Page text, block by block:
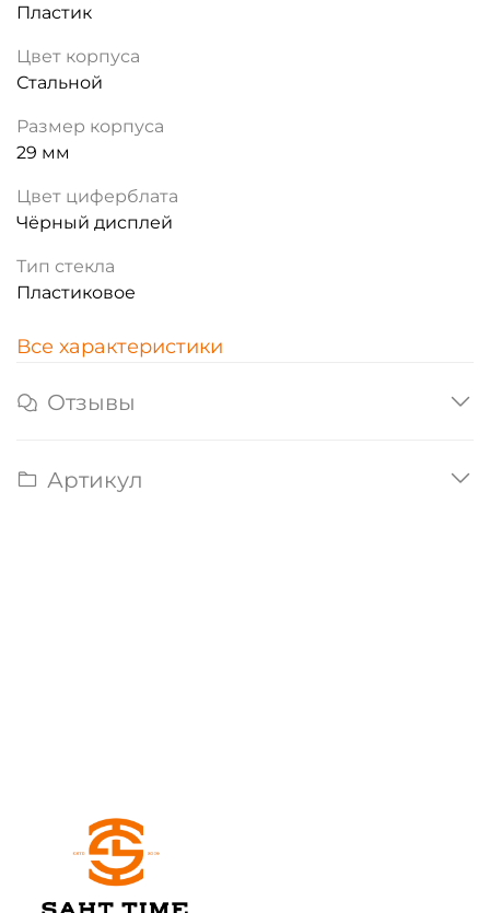
Пластик
Цвет корпуса
Стальной
Размер корпуса
29 мм
Цвет циферблата
Чёрный дисплей
Тип стекла
Пластиковое
Все характеристики
Отзывы
Артикул